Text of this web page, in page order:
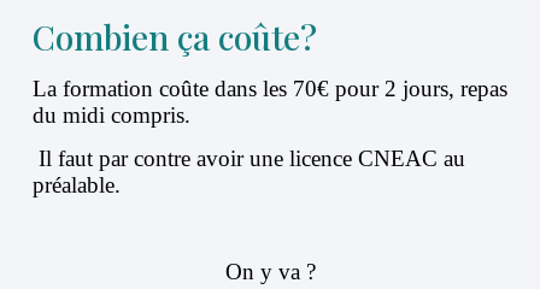
Combien ça coûte?
La formation coûte dans les 70€ pour 2 jours, repas
du midi compris.
Il faut par contre avoir une licence CNEAC au
préalable.
On y va ?